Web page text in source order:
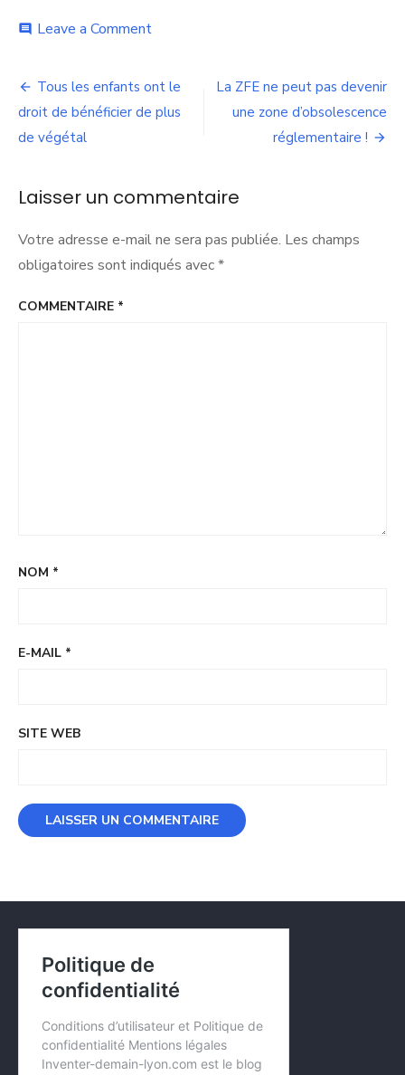
comment Leave a Commenton
Cohérence
la
Métropole
les
communes
Navigation
de
l’article
Tous les enfants ont le
droit de bénéficier de plus
de végétal
La ZFE ne peut pas devenir
une zone d’obsolescence
réglementaire !
Laisser un commentaire
Votre adresse e-mail ne sera pas publiée. Les champs
obligatoires sont indiqués avec*
COMMENTAIRE *
NOM *
E-MAIL *
SITE WEB